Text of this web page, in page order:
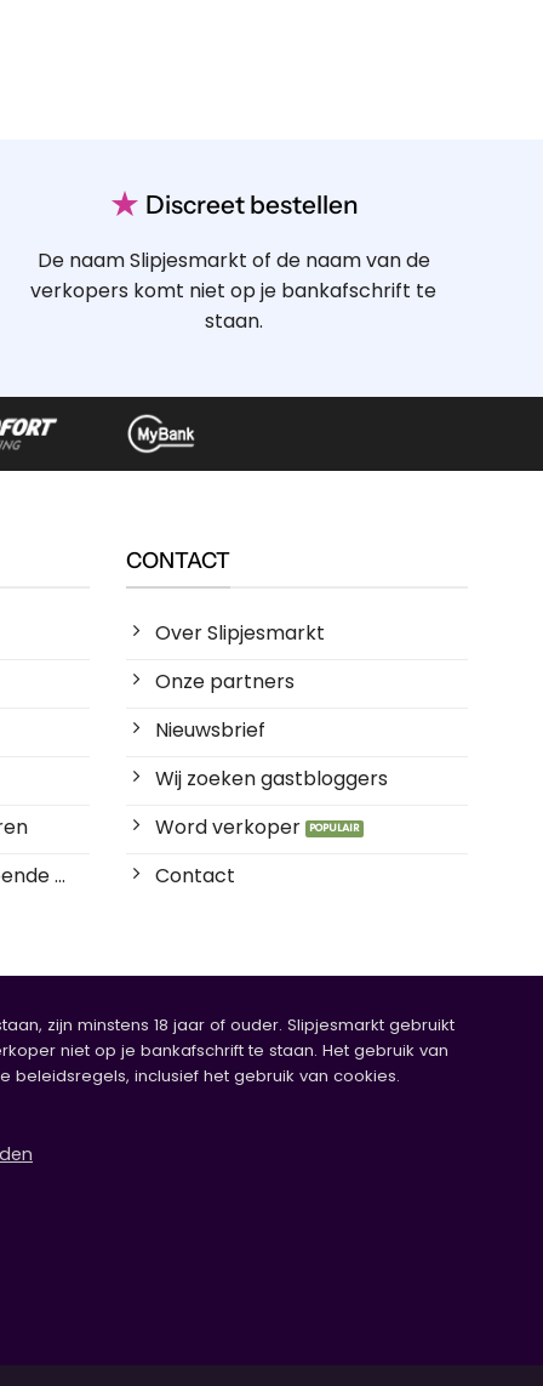
★ Discreet bestellen
De naam Slipjesmarkt of de naam van de
verkopers komt niet op je bankafschrift te
staan.
...
CONTACT
Over Slipjesmarkt
Onze partners
Nieuwsbrief
Wij zoeken gastbloggers
Word verkoper
Contact
zijn minstens 18 jaar of ouder. Slipjesmarkt gebruikt
niet op je bankafschrift te staan. Het gebruik van
inclusief het gebruik van cookies.